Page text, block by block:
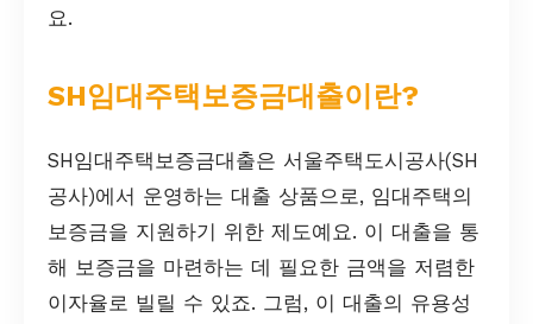
요.
SH임대주택보증금대출이란?
SH임대주택보증금대출은 서울주택도시공사(SH
공사)에서 운영하는 대출 상품으로, 임대주택의
보증금을 지원하기 위한 제도예요. 이 대출을 통
해 보증금을 마련하는 데 필요한 금액을 저렴한
이자율로 빌릴 수 있죠. 그럼, 이 대출의 유용성